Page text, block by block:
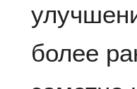
более